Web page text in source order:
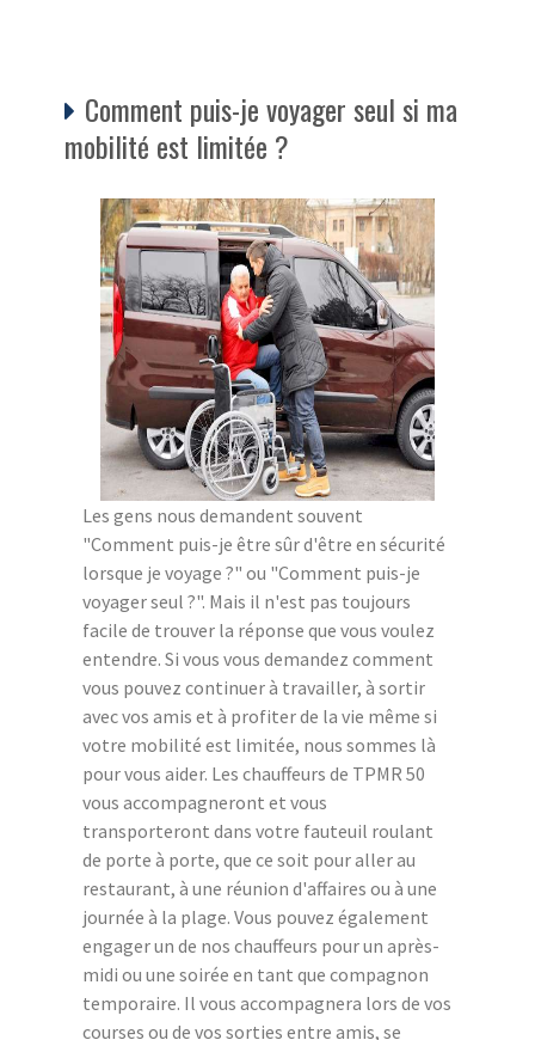
Comment puis-je voyager seul si ma
mobilité est limitée ?
Les gens nous demandent souvent
"Comment puis-je être sûr d'être en sécurité
lorsque je voyage ?" ou "Comment puis-je
voyager seul ?". Mais il n'est pas toujours
facile de trouver la réponse que vous voulez
entendre. Si vous vous demandez comment
vous pouvez continuer à travailler, à sortir
avec vos amis et à profiter de la vie même si
votre mobilité est limitée, nous sommes là
pour vous aider. Les chauffeurs de TPMR 50
vous accompagneront et vous
transporteront dans votre fauteuil roulant
de porte à porte, que ce soit pour aller au
restaurant, à une réunion d'affaires ou à une
journée à la plage. Vous pouvez également
engager un de nos chauffeurs pour un après-
midi ou une soirée en tant que compagnon
temporaire. Il vous accompagnera lors de vos
courses ou de vos sorties entre amis, se